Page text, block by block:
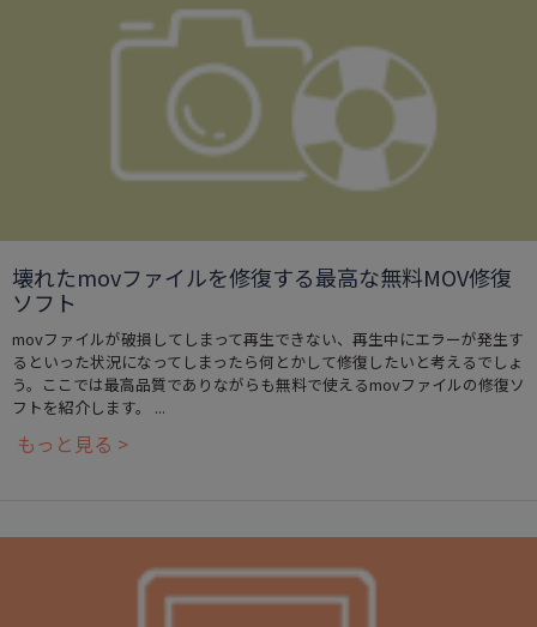
壊れたmovファイルを修復する最高な無料MOV修復
ソフト
movファイルが破損してしまって再生できない、再生中にエラーが発生す
るといった状況になってしまったら何とかして修復したいと考えるでしょ
う。ここでは最高品質でありながらも無料で使えるmovファイルの修復ソ
フトを紹介します。 ...
もっと見る >